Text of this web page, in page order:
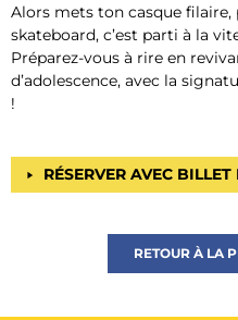
Alors mets ton casque
skateboard, c’est parti à la
Préparez-vous à rire en
d’adolescence, avec la
!
RÉSERVER AVEC BILLET
RETOUR À LA